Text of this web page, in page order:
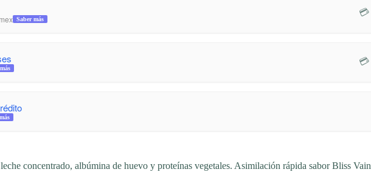
Saber más
💳
💳
concentrado, albúmina de huevo y proteínas vegetales. Asimilación rápida sabor Bliss